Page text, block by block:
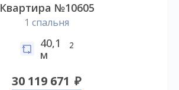
Квартира №10605
1 спальня
40,1
м
2
30 119 671